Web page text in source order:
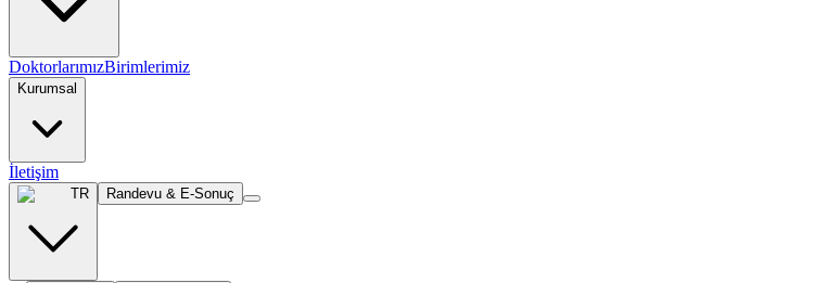
DoktorlarımızBirimlerimiz
Kurumsal
İletişim
TR Randevu & E-Sonuç